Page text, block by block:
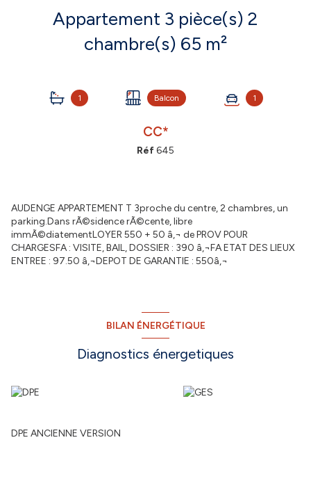
Appartement 3 pièce(s) 2
chambre(s) 65 m²
1 Balcon 1
CC*
Réf645
AUDENGE APPARTEMENT T 3proche du centre, 2 chambres, un
parking.Dans rÃ©sidence rÃ©cente, libre
immÃ©diatementLOYER 550 + 50 â‚¬ de PROV POUR
CHARGESFA : VISITE, BAIL, DOSSIER : 390 â‚¬FA ETAT DES LIEUX
ENTREE : 97.50 â‚¬DEPOT DE GARANTIE : 550â‚¬
BILAN ÉNERGÉTIQUE
Diagnostics énergetiques
DPE ANCIENNE VERSION